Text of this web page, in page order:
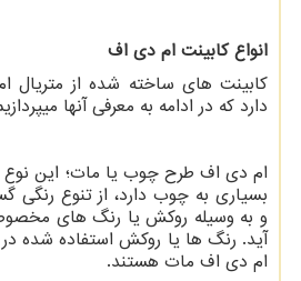
انواع کابینت ام دی اف
کابینت های ساخته شده از متریال
دارد که در ادامه به معرفی آنها
ام دی اف طرح چوب یا مات؛ این
بسیاری به چوب دارد، از تنوع رنگی
آید. رنگ ­ها یا روکش استفاده شده
ام دی اف مات هستند.